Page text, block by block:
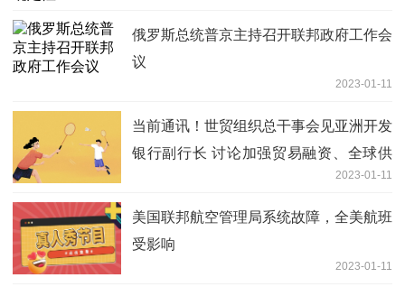
俄罗斯总统普京主持召开联邦政府工作会
议
2023-01-11
当前通讯！世贸组织总干事会见亚洲开发
银行副行长 讨论加强贸易融资、全球供
2023-01-11
美国联邦航空管理局系统故障，全美航班
受影响
2023-01-11